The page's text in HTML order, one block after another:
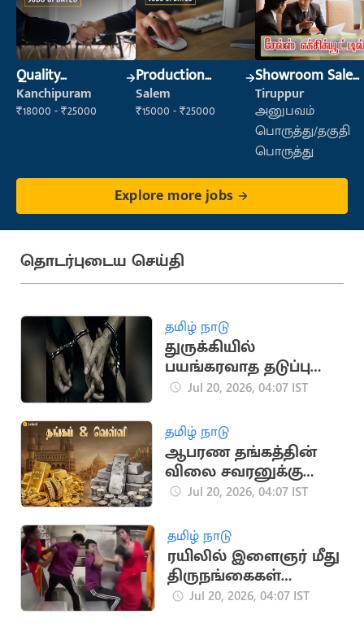
Quality
Inspector
Kanchipuram
₹18000 - ₹25000
Production
Supervisor
Salem
₹15000 - ₹25000
Showroom Sales
Executive (Retail
Sales)
Tiruppur
அனுபவம்
பொருத்து/தகுதி
பொருத்து
Explore more jobs
தொடர்புடைய செய்தி
தமிழ் நாடு
துருக்கியில்
பயங்கரவாத தடுப்பு
நடவடிக்கை: 119 ஐ.எஸ்.
Jul 20, 2026, 04:07 IST
தமிழ் நாடு
ஆபரண தங்கத்தின்
விலை சவரனுக்கு
ரூ.120 அதிகரித்து
Jul 20, 2026, 04:07 IST
தமிழ் நாடு
ரயிலில் இளைஞர் மீது
திருநங்கைகள்
தாக்குதல்: பயணிகள்
Jul 20, 2026, 04:07 IST